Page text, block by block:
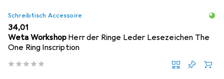
Schreibtisch Accessoire
EUR
34,01
Weta Workshop Herr der Ringe Leder Lesezeichen The
One Ring Inscription